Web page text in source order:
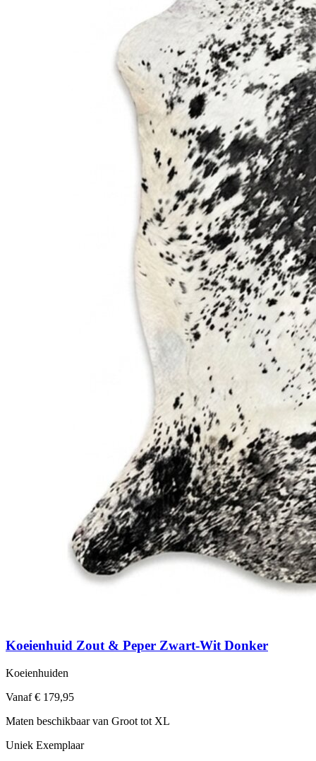
Koeienhuid Zout & Peper Zwart-Wit Donker
Koeienhuiden
Vanaf € 179,95
Maten beschikbaar van Groot tot XL
Uniek Exemplaar